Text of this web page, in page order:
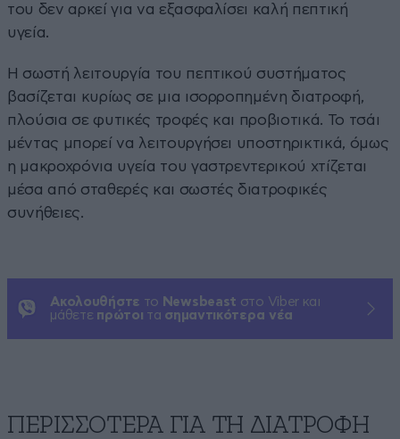
του δεν αρκεί για να εξασφαλίσει καλή πεπτική
υγεία.
Η σωστή λειτουργία του πεπτικού συστήματος
βασίζεται κυρίως σε μια ισορροπημένη διατροφή,
πλούσια σε φυτικές τροφές και προβιοτικά. Το τσάι
μέντας μπορεί να λειτουργήσει υποστηρικτικά, όμως
η μακροχρόνια υγεία του γαστρεντερικού χτίζεται
μέσα από σταθερές και σωστές διατροφικές
συνήθειες.
Ακολουθήστε το Newsbeast στο Viber και
μάθετε πρώτοι τα σημαντικότερα νέα
ΠΕΡΙΣΣΟΤΕΡΑ ΓΙΑ ΤΗ ΔΙΑΤΡΟΦΗ